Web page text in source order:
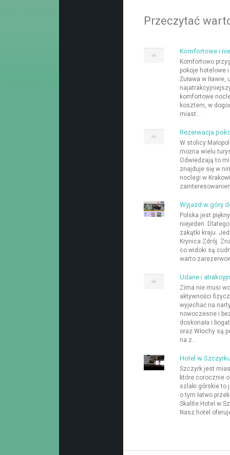
Przeczytać
Komfortowe i
Komfortowo
pokoje hotelowe
Żuława w
komfortowe
kosztem, w
miast...
Rezerwacja
W stolicy
można wielu
Odwiedzają to
znajduje się w
noclegi w
Wyjazd w góry
Polska jest
niejeden.
zakątki kraju.
Krynica Zdrój.
co widoki są
warto
Udane i
Zima nie musi
aktywności
wyjechać na
nowoczesne i
doskonała i
oraz Włochy są
na z...
Hotel w
Szczyrk jest
które corocznie
szlaki górskie to
o tym łatwo
Skalite.Hotel w
Nasz hotel